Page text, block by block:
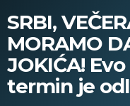
SRBI,
MORAMO
JOKIĆA!
termin je